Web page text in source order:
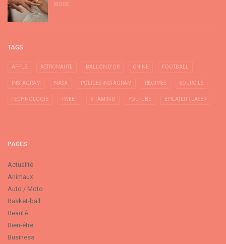
MODE
TAGS
APPLE ASTRONAUTE BALLON D'OR CHINE FOOTBALL
INSTAGRAM NASA POLICES INSTAGRAM RÉGIMES SOURCILS
TECHNOLOGIE TWEET VITAMIN D YOUTUBE ÉPILATEUR LASER
PAGES
Actualité
Animaux
Auto / Moto
Basket-ball
Beauté
Bien-être
Business